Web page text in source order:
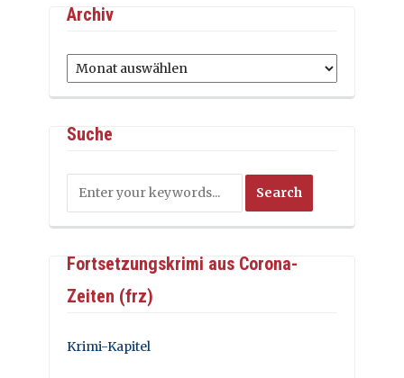
Archiv
Archiv
Suche
Fortsetzungskrimi aus Corona-
Zeiten (frz)
Krimi-Kapitel